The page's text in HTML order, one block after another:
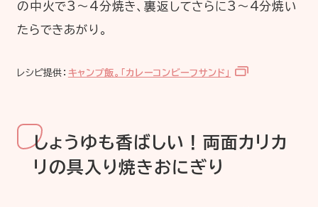
の中火で3～4分焼き、裏返してさらに3～4分焼い
たらできあがり。
レシピ提供： キャンプ飯。「カレーコンビーフサンド」
しょうゆも香ばしい！両面カリカ
リの具入り焼きおにぎり